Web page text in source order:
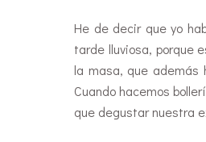
He de decir que yo
tarde lluviosa, porque
la masa, que además
Cuando hacemos
que degustar nuestra